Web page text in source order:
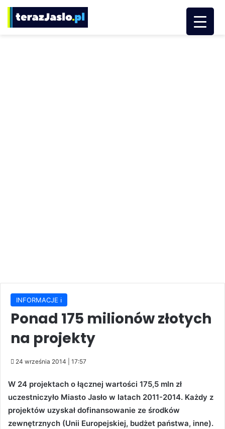
INFORMACJE ℹ️
Ponad 175 milionów złotych
na projekty
24 września 2014 | 17:57
W 24 projektach o łącznej wartości 175,5 mln zł
uczestniczyło Miasto Jasło w latach 2011-2014. Każdy z
projektów uzyskał dofinansowanie ze środków
zewnętrznych (Unii Europejskiej, budżet państwa, inne).